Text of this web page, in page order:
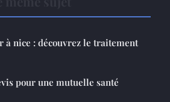
à nice : découvrez le traitement
pour une mutuelle santé